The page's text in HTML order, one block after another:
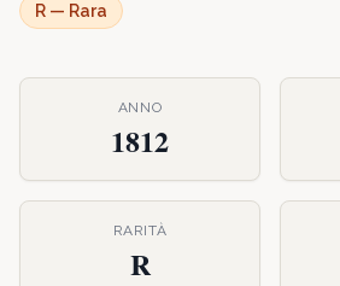
R — Rara
ANNO
1812
RARITÀ
R